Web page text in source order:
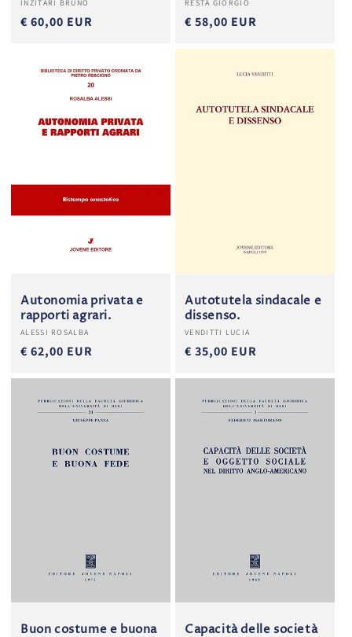
INZITARI BRUNO
€ 60,00 EUR
RESTA GIORGIO
€ 58,00 EUR
Autonomia privata e
rapporti agrari.
Produttore:
ALESSI ROSALBA
€ 62,00 EUR
Autotutela sindacale e
dissenso.
Produttore:
VENDITTI LUCIA
€ 35,00 EUR
Buon costume e buona
Capacità delle società